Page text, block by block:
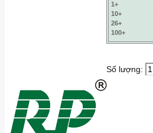
1+
10+
26+
100+
Số lượng: